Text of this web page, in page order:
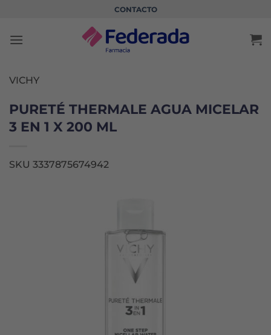
contenido
CONTACTO
VICHY
PURETÉ THERMALE AGUA MICELAR
3 EN 1 X 200 ML
SKU 3337875674942